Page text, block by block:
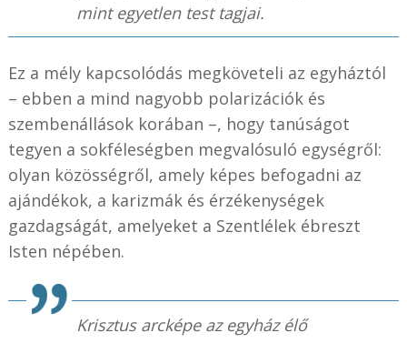
mint egyetlen test tagjai.
Ez a mély kapcsolódás megköveteli az egyháztól
– ebben a mind nagyobb polarizációk és
szembenállások korában –, hogy tanúságot
tegyen a sokféleségben megvalósuló egységről:
olyan közösségről, amely képes befogadni az
ajándékok, a karizmák és érzékenységek
gazdagságát, amelyeket a Szentlélek ébreszt
Isten népében.
Krisztus arcképe az egyház élő